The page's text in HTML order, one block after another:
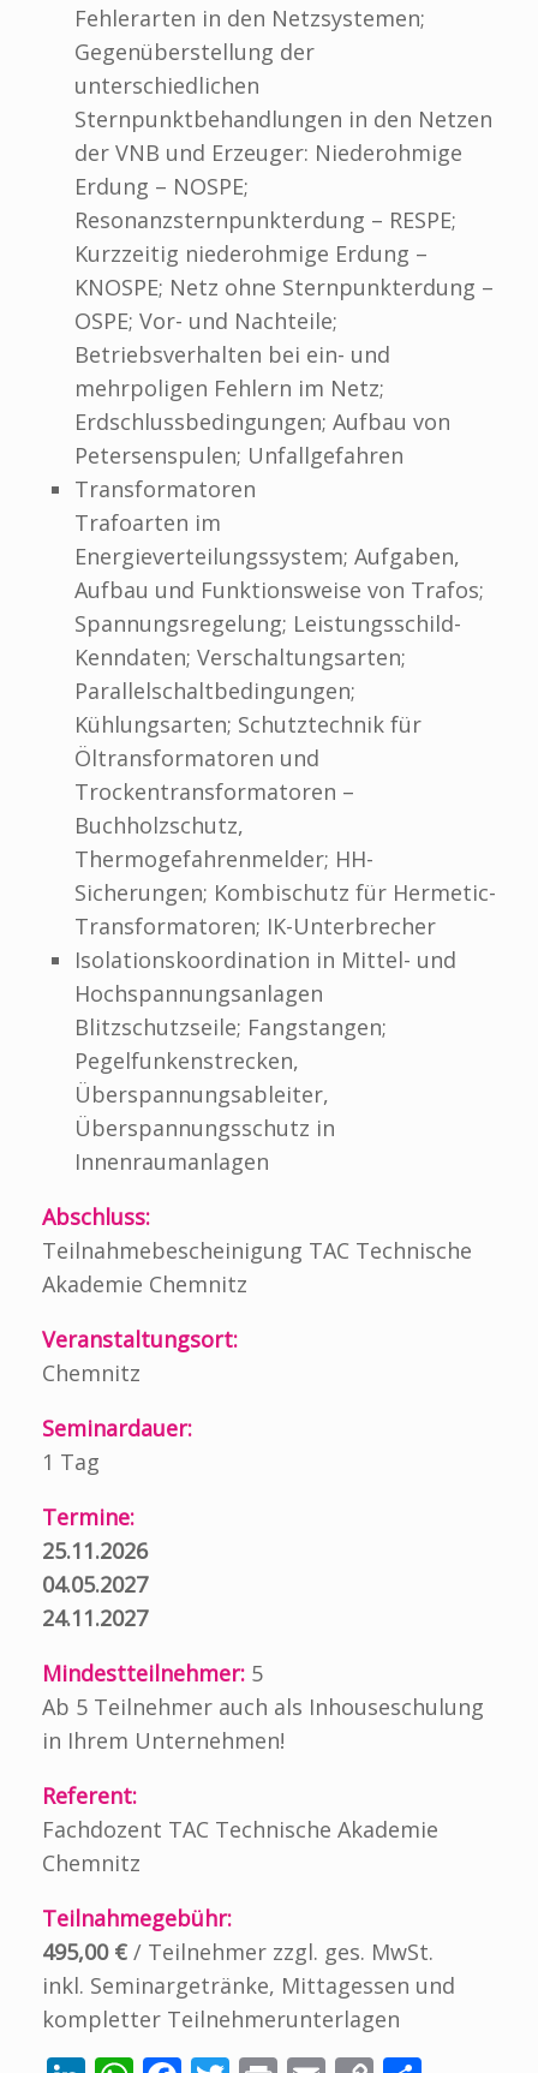
Fehlerarten in den Netzsystemen;
Gegenüberstellung der
unterschiedlichen
Sternpunktbehandlungen in den Netzen
der VNB und Erzeuger: Niederohmige
Erdung – NOSPE;
Resonanzsternpunkterdung – RESPE;
Kurzzeitig niederohmige Erdung –
KNOSPE; Netz ohne Sternpunkterdung –
OSPE; Vor- und Nachteile;
Betriebsverhalten bei ein- und
mehrpoligen Fehlern im Netz;
Erdschlussbedingungen; Aufbau von
Petersenspulen; Unfallgefahren
Transformatoren
Trafoarten im
Energieverteilungssystem; Aufgaben,
Aufbau und Funktionsweise von Trafos;
Spannungsregelung; Leistungsschild-
Kenndaten; Verschaltungsarten;
Parallelschaltbedingungen;
Kühlungsarten; Schutztechnik für
Öltransformatoren und
Trockentransformatoren –
Buchholzschutz,
Thermogefahrenmelder; HH-
Sicherungen; Kombischutz für Hermetic-
Transformatoren; IK-Unterbrecher
Isolationskoordination in Mittel- und
Hochspannungsanlagen
Blitzschutzseile; Fangstangen;
Pegelfunkenstrecken,
Überspannungsableiter,
Überspannungsschutz in
Innenraumanlagen
Abschluss:
Teilnahmebescheinigung TAC Technische
Akademie Chemnitz
Veranstaltungsort:
Chemnitz
Seminardauer:
1 Tag
Termine:
25.11.2026
04.05.2027
24.11.2027
Mindestteilnehmer: 5
Ab 5 Teilnehmer auch als Inhouseschulung
in Ihrem Unternehmen!
Referent:
Fachdozent TAC Technische Akademie
Chemnitz
Teilnahmegebühr:
495,00 € / Teilnehmer zzgl. ges. MwSt.
inkl. Seminargetränke, Mittagessen und
kompletter Teilnehmerunterlagen